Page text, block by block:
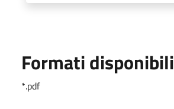
Formati disponibili
*.pdf